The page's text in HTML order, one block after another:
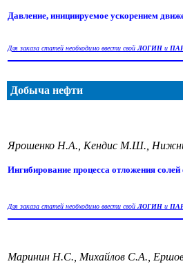
Давление, инициируемое ускорением
Для заказа статей необходимо ввести свойЛОГИН и
Добыча нефти
Ярошенко Н.А., Кендис М.Ш.,
Ингибирование процесса отложения
Для заказа статей необходимо ввести свойЛОГИН и
Маринин Н.С., Михайлов С.А.,